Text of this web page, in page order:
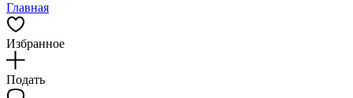
Главная
Избранное
Подать